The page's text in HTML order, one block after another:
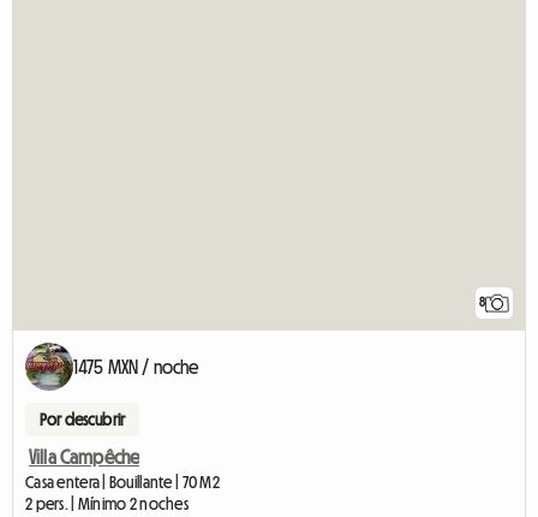
8
1475 MXN / noche
Por descubrir
Villa Campêche
Casa entera | Bouillante | 70 M2
2 pers. | Mínimo 2 noches